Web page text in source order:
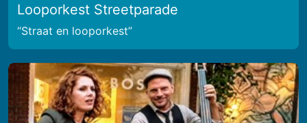
Looporkest Streetparade
Straat en looporkest